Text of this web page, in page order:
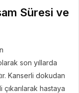
Süresi ve
son yıllarda
Kanserli dokudan
çıkarılarak hastaya